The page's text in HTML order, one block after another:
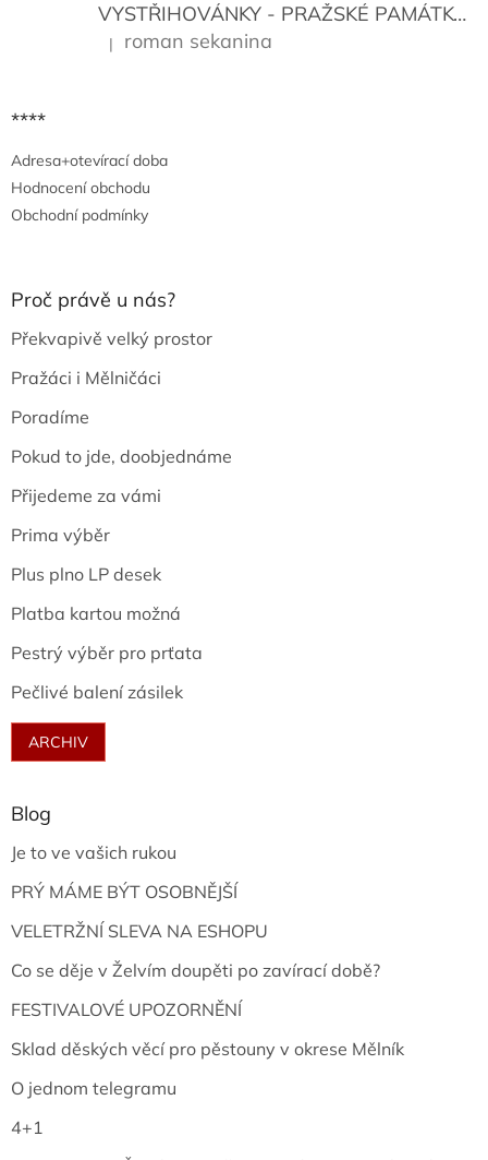
VYSTŘIHOVÁNKY - PRAŽSKÉ PAMÁTKY
Hodnocení produktu je 5 z 5 hvězdiček.
| roman sekanina
****
Adresa+otevírací doba
Hodnocení obchodu
Obchodní podmínky
Proč právě u nás?
Překvapivě velký prostor
Pražáci i Mělničáci
Poradíme
Pokud to jde, doobjednáme
Přijedeme za vámi
Prima výběr
Plus plno LP desek
Platba kartou možná
Pestrý výběr pro prťata
Pečlivé balení zásilek
ARCHIV
Blog
Je to ve vašich rukou
PRÝ MÁME BÝT OSOBNĚJŠÍ
VELETRŽNÍ SLEVA NA ESHOPU
Co se děje v Želvím doupěti po zavírací době?
FESTIVALOVÉ UPOZORNĚNÍ
Sklad děských věcí pro pěstouny v okrese Mělník
O jednom telegramu
4+1